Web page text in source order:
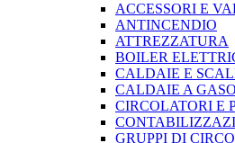
ACCESSORI E
ANTINCENDIO
ATTREZZATURA
BOILER
CALDAIE E
CALDAIE A
CIRCOLATORI E
GRUPPI DI